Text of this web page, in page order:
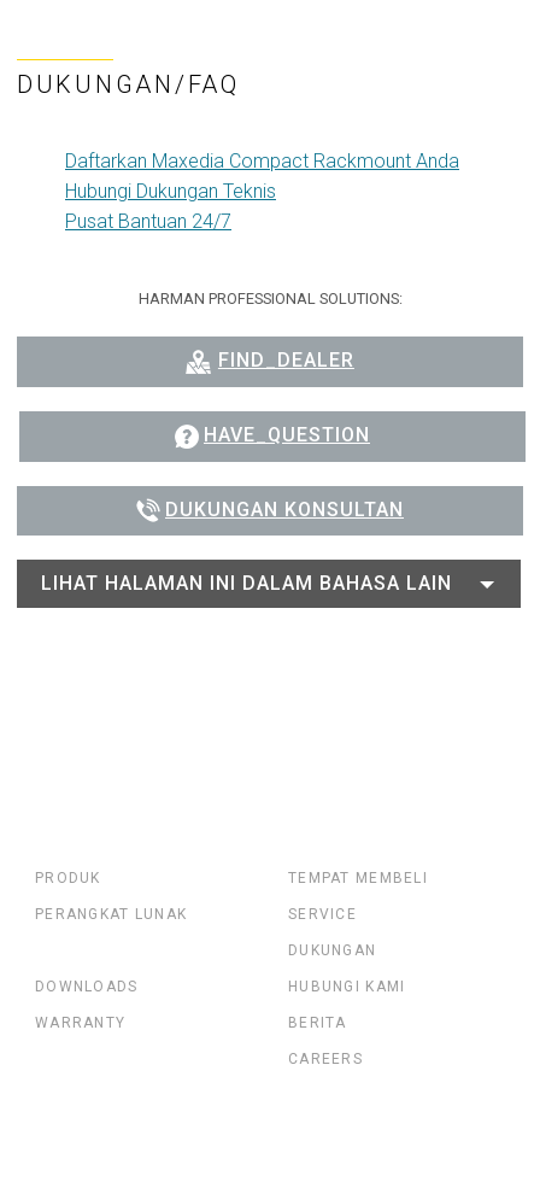
DUKUNGAN/FAQ
Daftarkan Maxedia Compact Rackmount Anda
Hubungi Dukungan Teknis
Pusat Bantuan 24/7
HARMAN PROFESSIONAL SOLUTIONS:
FIND_DEALER
HAVE_QUESTION
DUKUNGAN KONSULTAN
LIHAT HALAMAN INI DALAM BAHASA LAIN
PRODUK
PERANGKAT LUNAK
TEMPAT MEMBELI
SERVICE
DUKUNGAN
DOWNLOADS
WARRANTY
HUBUNGI KAMI
BERITA
CAREERS